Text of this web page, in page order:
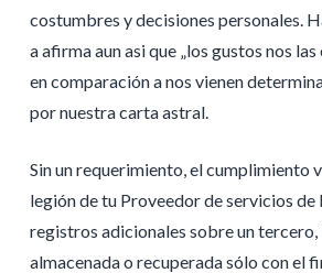
costumbres y decisiones personales.
a afirma aun asi que „los gustos nos
en comparación a nos vienen
por nuestra carta astral.
Sin un requerimiento, el cumplimiento
legión de tu Proveedor de servicios de
registros adicionales sobre un tercero,
almacenada o recuperada sólo con el